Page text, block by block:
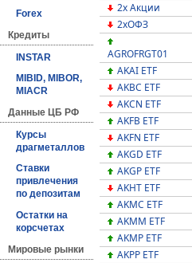
Forex
Кредиты
INSTAR
MIBID, MIBOR,
MIACR
Данные ЦБ РФ
Курсы
драгметаллов
Ставки
привлечения
по депозитам
Остатки на
корсчетах
Мировые рынки
2х Акции
2хОФЗ
AGROFRGT01
AKAI ETF
AKBC ETF
AKCN ETF
AKFB ETF
AKFN ETF
AKGD ETF
AKGP ETF
AKHT ETF
AKMC ETF
AKMM ETF
AKMP ETF
AKPP ETF